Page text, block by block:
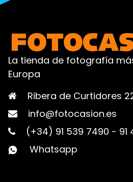
La tienda de fotografía
Europa
Ribera de Curtidores
info@fotocasion.es
(+34) 91 539 7490 - 91
Whatsapp